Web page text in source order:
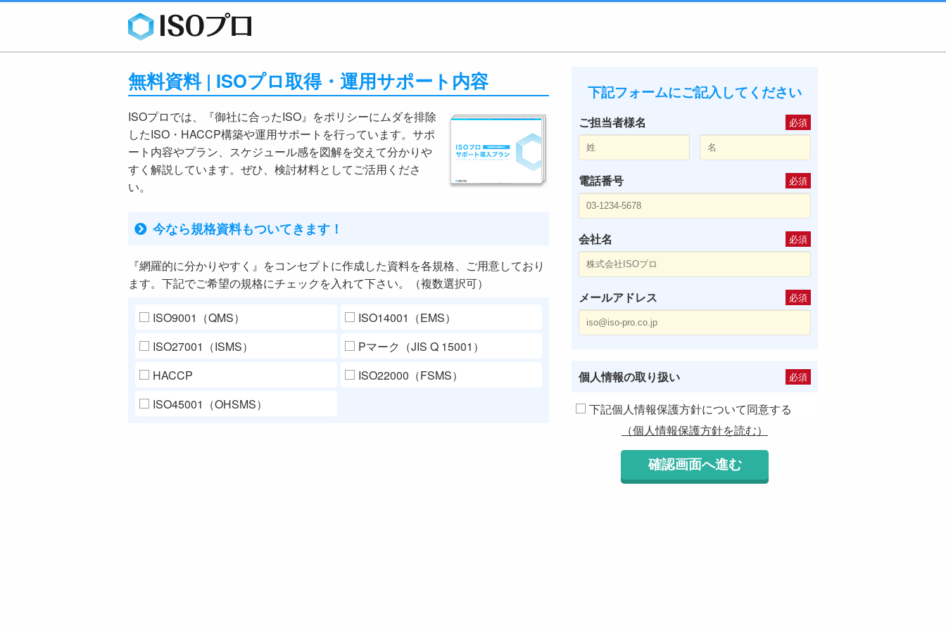
無料資料 | ISOプロ取得・運用サポート内容
ISOプロでは、『御社に合ったISO』をポリシーにムダを排除
したISO・HACCP構築や運用サポートを行っています。サポ
ート内容やプラン、スケジュール感を図解を交えて分かりや
すく解説しています。ぜひ、検討材料としてご活用くださ
い。
今なら規格資料もついてきます！
『網羅的に分かりやすく』をコンセプトに作成した資料を各規格、ご用意しており
ます。下記でご希望の規格にチェックを入れて下さい。（複数選択可）
ISO9001（QMS）
ISO14001（EMS）
ISO27001（ISMS）
Pマーク（JIS Q 15001）
HACCP
ISO22000（FSMS）
ISO45001（OHSMS）
下記フォームにご記入してください
ご担当者様名 必須
電話番号 必須
会社名 必須
メールアドレス 必須
個人情報の取り扱い 必須
下記個人情報保護方針について同意する
（個人情報保護方針を読む）